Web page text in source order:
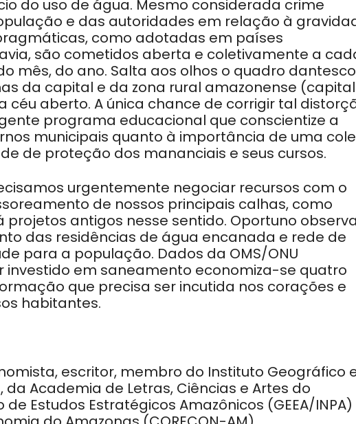
do uso de água. Mesmo considerada crime
e das autoridades em relação à
como adotadas em países
são cometidos aberta e coletivamente a
mês, do ano. Salta aos olhos o quadro dantesco
da capital e da zona rural amazonense
céu aberto. A única chance de corrigir tal
programa educacional que conscientize a
municipais quanto à importância de uma
de proteção dos mananciais e seus cursos.
urgentemente negociar recursos com o
de nossos principais calhas, como
projetos antigos nesse sentido. Oportuno
das residências de água encanada e rede de
para a população. Dados da OMS/ONU
em saneamento economiza-se quatro
que precisa ser incutida nos corações e
habitantes.
escritor, membro do Instituto Geográfico
da Academia de Letras, Ciências e Artes do
de Estudos Estratégicos Amazônicos (GEEA/INPA)